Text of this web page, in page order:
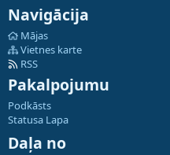
Navigācija
Mājas
Vietnes karte
RSS
Pakalpojumu
Podkāsts
Statusa Lapa
Daļa no